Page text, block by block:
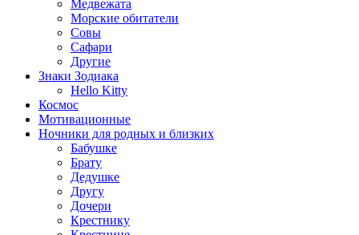
Медвежата
Морские обитатели
Совы
Сафари
Другие
Знаки Зодиака
Hello Kitty
Космос
Мотивационные
Ночники для родных и близких
Бабушке
Брату
Дедушке
Другу
Дочери
Крестнику